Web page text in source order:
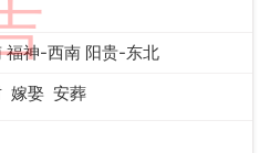
福神-西南 阳贵-东北
嫁娶 安葬